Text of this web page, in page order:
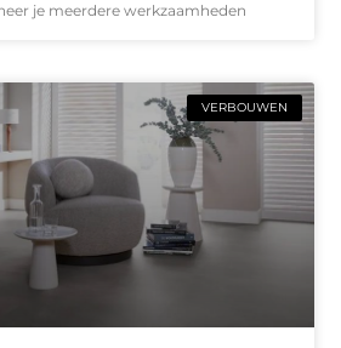
je meerdere werkzaamheden
VERBOUWEN